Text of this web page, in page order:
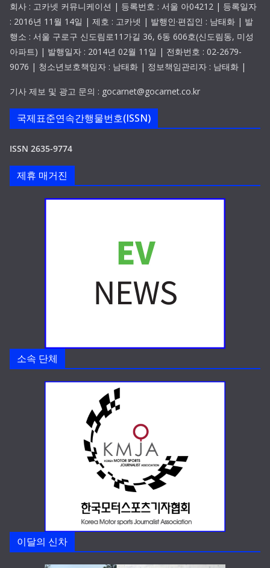
회사 : 고카넷 커뮤니케이션 | 등록번호 : 서울 아04212 | 등록일자
: 2016년 11월 14일 | 제호 : 고카넷 | 발행인·편집인 : 남태화 | 발
행소 : 서울 구로구 신도림로11가길 36, 6동 606호(신도림동, 미성
아파트) | 발행일자 : 2014년 02월 11일 | 전화번호 : 02-2679-
9076 | 청소년보호책임자 : 남태화 | 정보책임관리자 : 남태화 |
기사 제보 및 광고 문의 : gocarnet@gocarnet.co.kr
국제표준연속간행물번호(ISSN)
ISSN 2635-9774
제휴 매거진
소속 단체
이달의 신차